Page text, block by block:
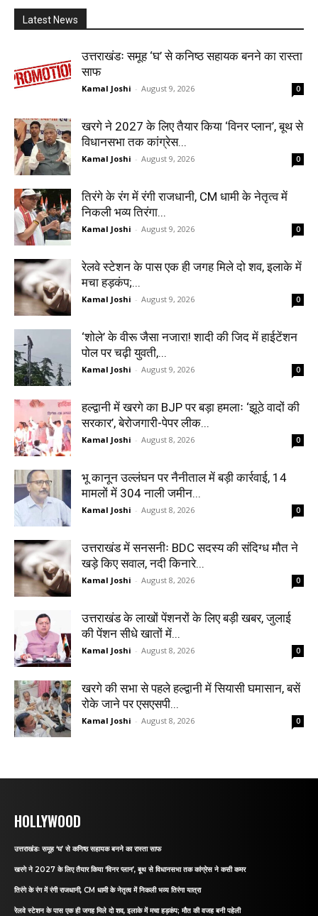
Latest News
उत्तराखंडः समूह ‘घ’ से कनिष्ठ सहायक बनने का रास्ता
साफ
Kamal Joshi - August 9, 2026 0
खरगे ने 2027 के लिए तैयार किया ‘विनर प्लान’, बूथ से
विधानसभा तक कांग्रेस...
Kamal Joshi - August 9, 2026 0
तिरंगे के रंग में रंगी राजधानी, CM धामी के नेतृत्व में
निकली भव्य तिरंगा...
Kamal Joshi - August 9, 2026 0
रेलवे स्टेशन के पास एक ही जगह मिले दो शव, इलाके में
मचा हड़कंप;...
Kamal Joshi - August 9, 2026 0
‘शोले’ के वीरू जैसा नजारा! शादी की जिद में हाईटेंशन
पोल पर चढ़ी युवती,...
Kamal Joshi - August 9, 2026 0
हल्द्वानी में खरगे का BJP पर बड़ा हमलाः ‘झूठे वादों की
सरकार’, बेरोजगारी-पेपर लीक...
Kamal Joshi - August 8, 2026 0
भू कानून उल्लंघन पर नैनीताल में बड़ी कार्रवाई, 14
मामलों में 304 नाली जमीन...
Kamal Joshi - August 8, 2026 0
उत्तराखंड में सनसनीः BDC सदस्य की संदिग्ध मौत ने
खड़े किए सवाल, नदी किनारे...
Kamal Joshi - August 8, 2026 0
उत्तराखंड के लाखों पेंशनरों के लिए बड़ी खबर, जुलाई
की पेंशन सीधे खातों में...
Kamal Joshi - August 8, 2026 0
खरगे की सभा से पहले हल्द्वानी में सियासी घमासान, बसें
रोके जाने पर एसएसपी...
Kamal Joshi - August 8, 2026 0
HOLLYWOOD
उत्तराखंडः समूह ‘घ’ से कनिष्ठ सहायक बनने का रास्ता साफ
खरगे ने 2027 के लिए तैयार किया ‘विनर प्लान’, बूथ से विधानसभा तक कांग्रेस ने कसी कमर
तिरंगे के रंग में रंगी राजधानी, CM धामी के नेतृत्व में निकली भव्य तिरंगा यात्रा
रेलवे स्टेशन के पास एक ही जगह मिले दो शव, इलाके में मचा हड़कंप; मौत की वजह बनी पहेली